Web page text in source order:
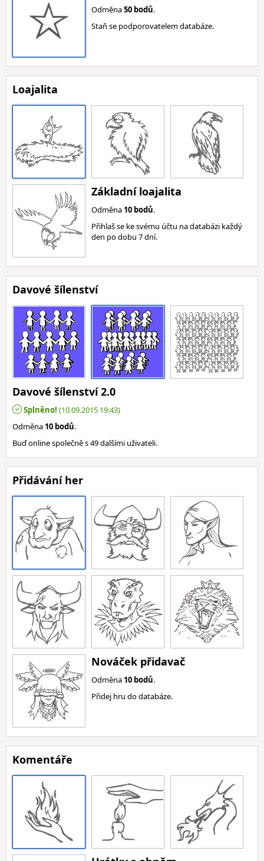
Odměna50 bodů.
Staň se podporovatelem databáze.
Loajalita
Základní loajalita
Odměna 10 bodů.
Přihlaš se ke svému účtu na databázi každý
den po dobu 7 dní.
Davové šílenství
Davové šílenství 2.0
Splněno! (10.09.2015 19:43)
Odměna 10 bodů.
Buď online společně s 49 dalšími uživateli.
Přidávání her
Nováček přidavač
Odměna 10 bodů.
Přidej hru do databáze.
Komentáře